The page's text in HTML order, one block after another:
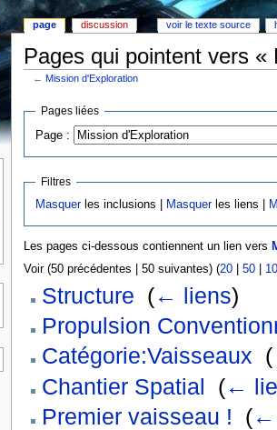
Pages qui pointent vers
←Mission d'Exploration
Pages liées
Page :
Filtres
Masquerles inclusions | Masquerles liens |
Les pages ci-dessous contiennent un lien vers
Voir (50 précédentes | 50 suivantes) (20| 50|
Structure (← liens)
Propulsion
Catégorie:Vaisseaux (
Chantier Spatial
(←
Premier vaisseau !
(←
page discussion voir le texte source